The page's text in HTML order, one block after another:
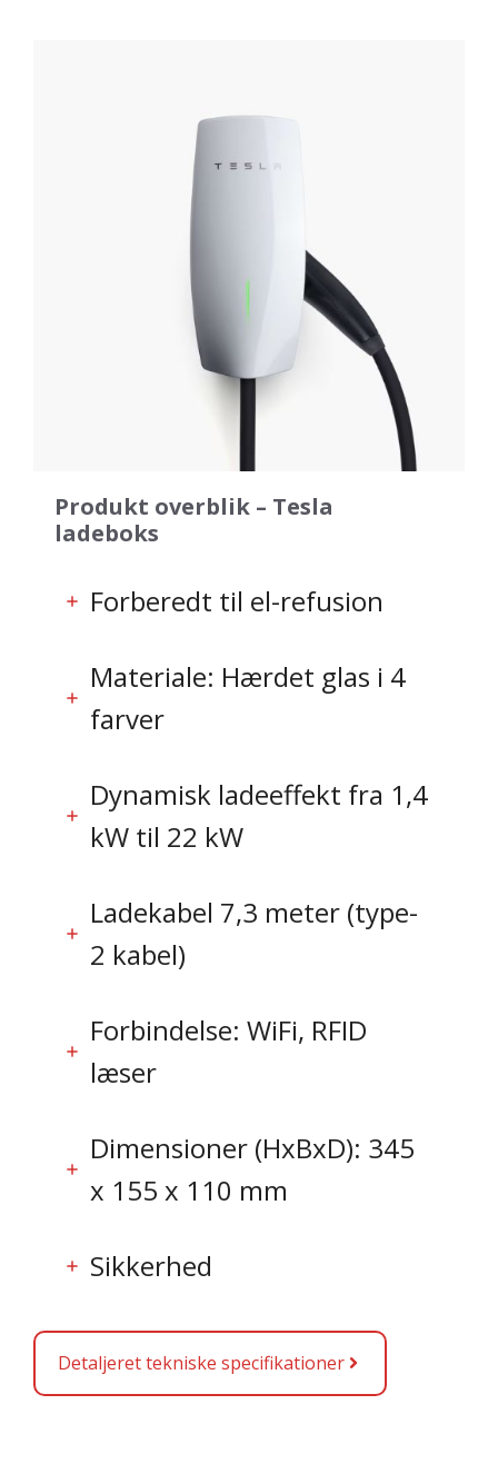
Produkt overblik – Tesla
ladeboks
Forberedt til el-refusion
Materiale: Hærdet glas i 4
farver
Dynamisk ladeeffekt fra 1,4
kW til 22 kW
Ladekabel 7,3 meter (type-
2 kabel)
Forbindelse: WiFi, RFID
læser
Dimensioner (HxBxD): 345
x 155 x 110 mm
Sikkerhed
Detaljeret tekniske specifikationer